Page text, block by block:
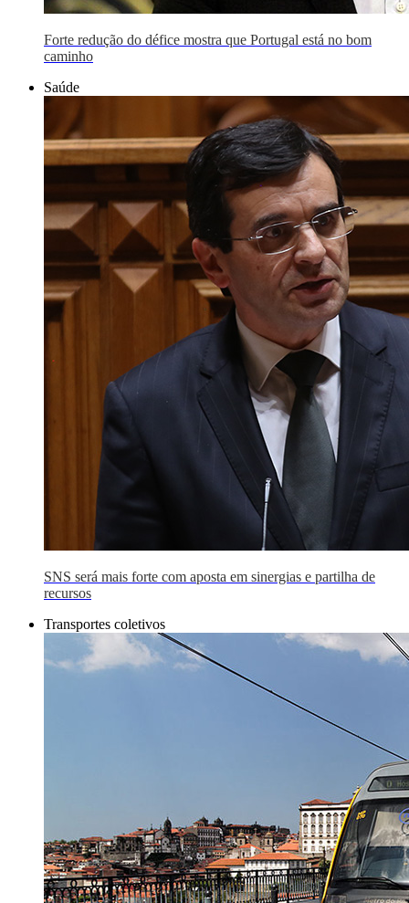
Forte redução do défice mostra que Portugal está no bom
caminho
Saúde
SNS será mais forte com aposta em sinergias e partilha de
recursos
Transportes coletivos